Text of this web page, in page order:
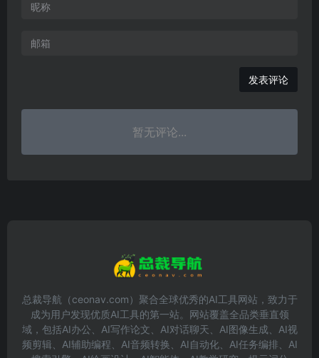
发表评论
暂无评论...
总裁导航（ceonav.com）聚合全球优秀的AI工具网站，致力于
成为用户发现优质AI工具的第一站。网站覆盖全品类垂直领
域，包括AI办公、AI写作论文、AI对话聊天、AI图像生成、AI视
频剪辑、AI辅助编程、AI音频转换、AI自动化、AI任务编排、AI